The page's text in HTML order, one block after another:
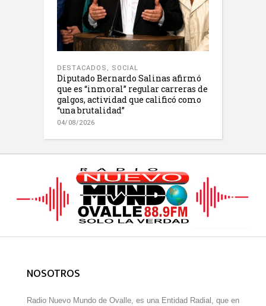
DESTACADOS , SOCIAL
Diputado Bernardo Salinas afirmó
que es “inmoral” regular carreras de
galgos, actividad que calificó como
“una brutalidad”
04/08/2026
NOSOTROS
Radio Nuevo Mundo de Ovalle, es una Entidad Radial, que en